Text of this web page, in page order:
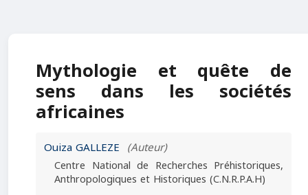
Mythologie et quête de
sens dans les sociétés
africaines
Ouiza GALLEZE (Auteur)
Centre National de Recherches Préhistoriques,
Anthropologiques et Historiques (C.N.R.P.A.H)